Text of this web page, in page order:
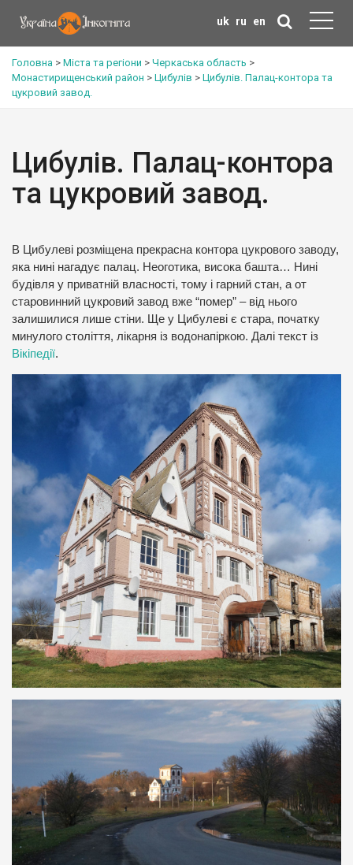
uk ru en
Головна > Міста та регіони > Черкаська область >
Монастирищенський район > Цибулів > Цибулів. Палац-контора та
цукровий завод.
Цибулів. Палац-контора
та цукровий завод.
В Цибулеві розміщена прекрасна контора цукрового заводу,
яка нині нагадує палац. Неоготика, висока башта… Нині
будівля у приватній власності, тому і гарний стан, а от
старовинний цукровий завод вже “помер” – від нього
залишилися лише стіни. Ще у Цибулеві є стара, початку
минулого століття, лікарня із водонапіркою. Далі текст із
Вікіпедії.